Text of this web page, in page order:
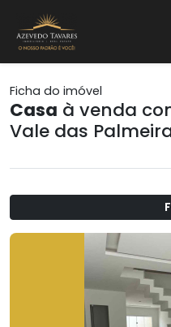
Ficha do imóvel
Casa à venda
Vale das